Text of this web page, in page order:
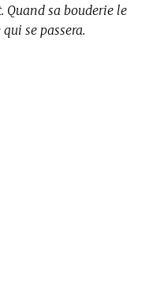
Quand sa bouderie le
se passera.